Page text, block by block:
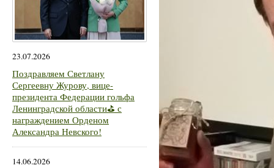
23.07.2026
Поздравляем Светлану
Сергеевну Журову, вице-
президента Федерации гольфа
Ленинградской области⛳ с
награждением Орденом
Александра Невского!
14.06.2026